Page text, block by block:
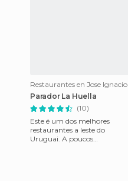
Restaurantes en Jose Ignacio
Parador La Huella
(10)
Este é um dos melhores
restaurantes a leste do
Uruguai. A poucos